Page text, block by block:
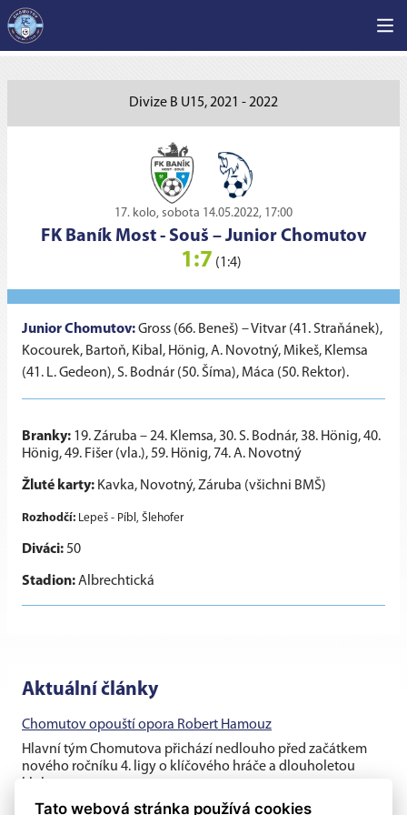
Divize B U15, 2021 - 2022
17. kolo, sobota 14.05.2022, 17:00
FK Baník Most - Souš – Junior Chomutov
1:7 (1:4)
Junior Chomutov:Gross (66. Beneš) – Vitvar (41. Straňánek),
Kocourek, Bartoň, Kibal, Hönig, A. Novotný, Mikeš, Klemsa
(41. L. Gedeon), S. Bodnár (50. Šíma), Máca (50. Rektor).
Branky: 19. Záruba – 24. Klemsa, 30. S. Bodnár, 38. Hönig, 40.
Hönig, 49. Fišer (vla.), 59. Hönig, 74. A. Novotný
Žluté karty: Kavka, Novotný, Záruba (všichni BMŠ)
Rozhodčí: Lepeš - Píbl, Šlehofer
Diváci:50
Stadion:Albrechtická
Aktuální články
Chomutov opouští opora Robert Hamouz
Hlavní tým Chomutova přichází nedlouho před začátkem
nového ročníku 4. ligy o klíčového hráče a dlouholetou
Tato webová stránka používá cookies